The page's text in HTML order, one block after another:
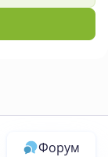
Форум